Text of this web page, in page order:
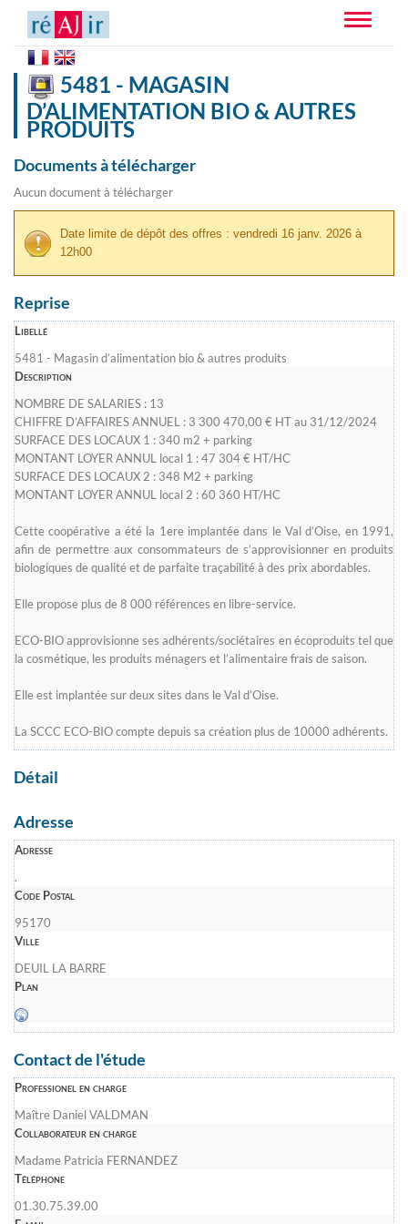
Toggle
5481 - MAGASIN
D’ALIMENTATION BIO & AUTRES
PRODUITS
Documents à télécharger
Aucun document à télécharger
Date limite de dépôt des offres : vendredi 16 janv. 2026 à
12h00
Reprise
Libellé
5481 - Magasin d’alimentation bio & autres produits
Description
NOMBRE DE SALARIES : 13
CHIFFRE D’AFFAIRES ANNUEL : 3 300 470,00 € HT au 31/12/2024
SURFACE DES LOCAUX 1 : 340 m2 + parking
MONTANT LOYER ANNUL local 1 : 47 304 € HT/HC
SURFACE DES LOCAUX 2 : 348 M2 + parking
MONTANT LOYER ANNUL local 2 : 60 360 HT/HC
Cette coopérative a été la 1ere implantée dans le Val d’Oise, en 1991,
afin de permettre aux consommateurs de s’approvisionner en produits
biologiques de qualité et de parfaite traçabilité à des prix abordables.
Elle propose plus de 8 000 références en libre-service.
ECO-BIO approvisionne ses adhérents/sociétaires en écoproduits tel que
la cosmétique, les produits ménagers et l’alimentaire frais de saison.
Elle est implantée sur deux sites dans le Val d’Oise.
La SCCC ECO-BIO compte depuis sa création plus de 10000 adhérents.
Détail
Adresse
Adresse
.
Code Postal
95170
Ville
DEUIL LA BARRE
Plan
Contact de l'étude
Professionel en charge
Maître Daniel VALDMAN
Collaborateur en charge
Madame Patricia FERNANDEZ
Téléphone
01.30.75.39.00